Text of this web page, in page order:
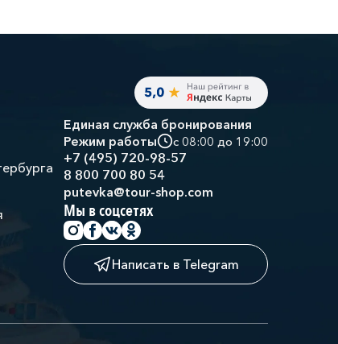
Единая служба бронирования
Режим работы
с 08:00 до 19:00
+7 (495) 720-98-57
8 800 700 80 54
putevka@tour-shop.com
Мы в соцсетях
Написать в Telegram